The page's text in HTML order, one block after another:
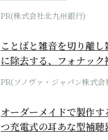
PR(株式会社北九州銀行)
ことばと雑音を切り離
に除去する、フォナック
位モデル
PR(ソノヴァ・ジャパン株式会
オーダーメイドで製作す
つ充電式の耳あな型補聴